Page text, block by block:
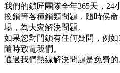
我們的鎖匠團隊全年365天，24
換鎖等各種鎖類問題，隨時侯
場，為大家解決問題。
如果您對門鎖有任何疑問，例
隨時致電我們。
通過我們熱線解決問題是免費的